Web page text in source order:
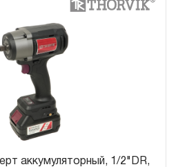
аккумуляторный, 1/2"DR,